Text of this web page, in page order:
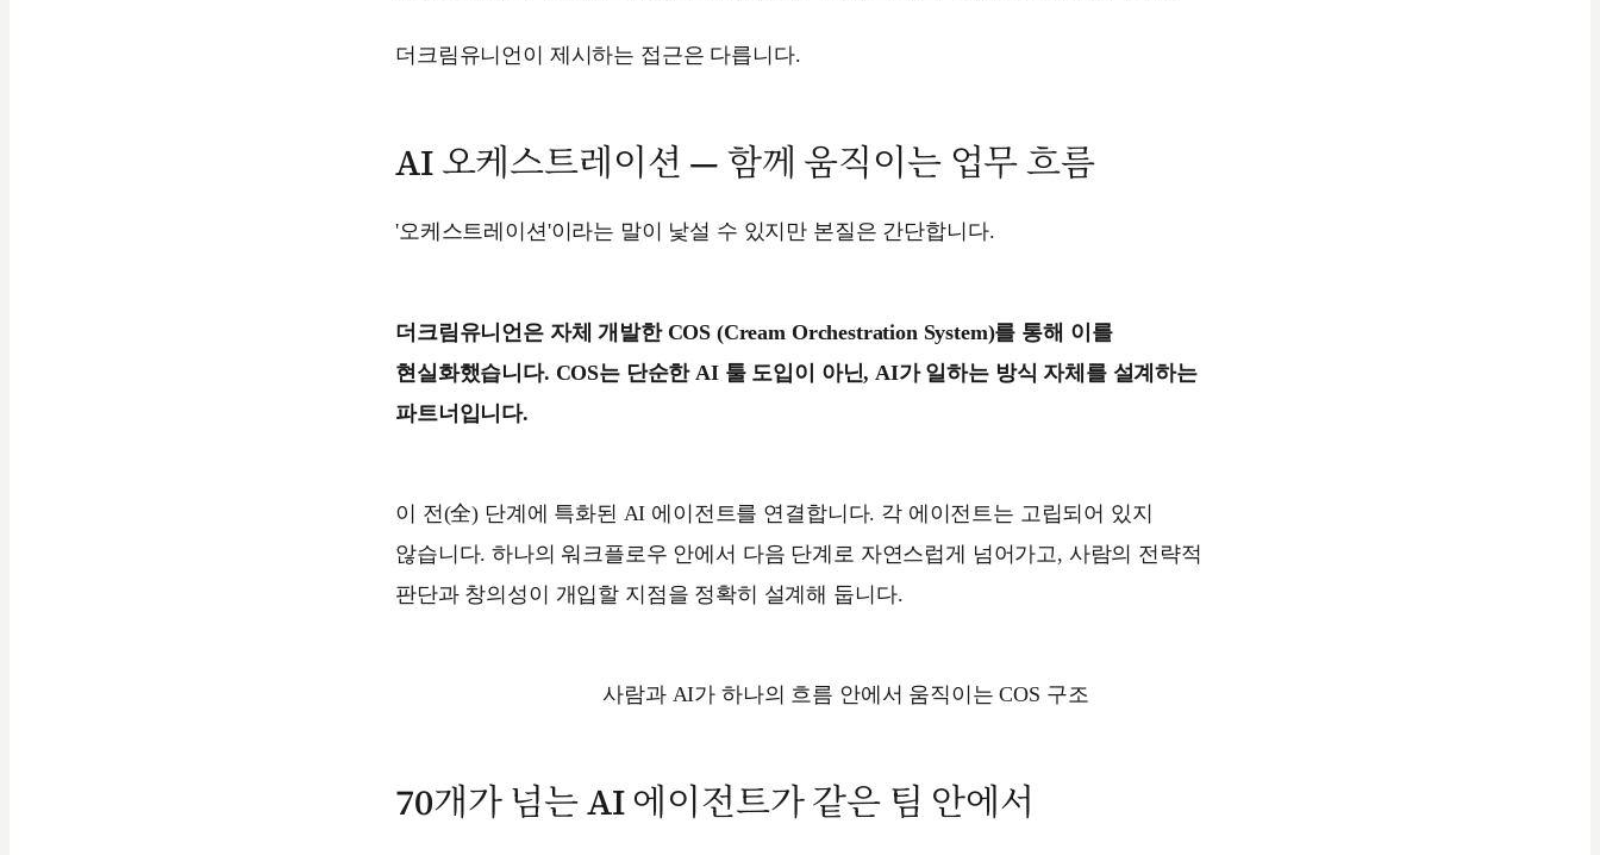
더크림유니언이 제시하는 접근은 다릅니다.
AI 오케스트레이션 — 함께 움직이는 업무 흐름
'오케스트레이션'이라는 말이 낯설 수 있지만 본질은 간단합니다.
더크림유니언은 자체 개발한 COS (Cream Orchestration System)를 통해 이를
현실화했습니다. COS는 단순한 AI 툴 도입이 아닌, AI가 일하는 방식 자체를 설계하는
파트너입니다.
이 전(全) 단계에 특화된 AI 에이전트를 연결합니다. 각 에이전트는 고립되어 있지
않습니다. 하나의 워크플로우 안에서 다음 단계로 자연스럽게 넘어가고, 사람의 전략적
판단과 창의성이 개입할 지점을 정확히 설계해 둡니다.
사람과 AI가 하나의 흐름 안에서 움직이는 COS 구조
70개가 넘는 AI 에이전트가 같은 팀 안에서